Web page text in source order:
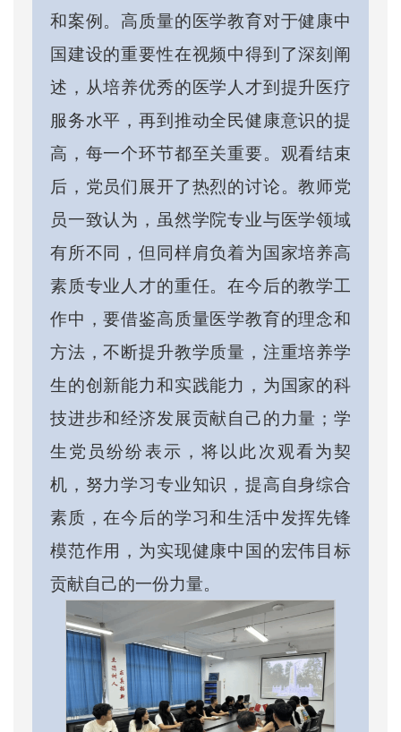
和案例。高质量的医学教育对于健康中
国建设的重要性在视频中得到了深刻阐
述，从培养优秀的医学人才到提升医疗
服务水平，再到推动全民健康意识的提
高，每一个环节都至关重要。观看结束
后，党员们展开了热烈的讨论。教师党
员一致认为，虽然学院专业与医学领域
有所不同，但同样肩负着为国家培养高
素质专业人才的重任。在今后的教学工
作中，要借鉴高质量医学教育的理念和
方法，不断提升教学质量，注重培养学
生的创新能力和实践能力，为国家的科
技进步和经济发展贡献自己的力量；学
生党员纷纷表示，将以此次观看为契
机，努力学习专业知识，提高自身综合
素质，在今后的学习和生活中发挥先锋
模范作用，为实现健康中国的宏伟目标
贡献自己的一份力量。